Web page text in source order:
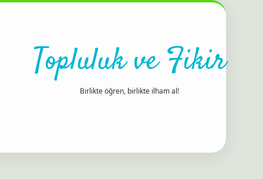
Topluluk ve Fikir
Birlikte öğren, birlikte ilham al!